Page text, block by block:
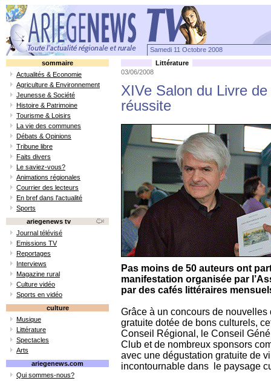
Samedi 11 Octobre 2008
sommaire
Actualités & Economie
Agriculture & Environnement
Jeunesse & Société
Histoire & Patrimoine
Tourisme & Loisirs
La vie des communes
Débats & Opinions
Tribune libre
Faits divers
Le saviez-vous?
Animations régionales
Courrier des lecteurs
En bref dans l'actualité
Sports
ariegenews tv
Journal télévisé
Emissions TV
Reportages
Interviews
Magazine rural
Culture vidéo
Sports en vidéo
culture
Musique
Littérature
Spectacles
Arts
ariegenews.com
Qui sommes-nous?
Littérature
03/06/2008
XIVe Salon du Livre
réussite
Pas moins de 50 auteurs ont
manifestation organisée par
par des cafés littéraires
Grâce à un concours de
gratuite dotée de bons culturels,
Conseil Régional, le Conseil
Club et de nombreux sponsors
avec une dégustation gratuite de
incontournable dans le paysage